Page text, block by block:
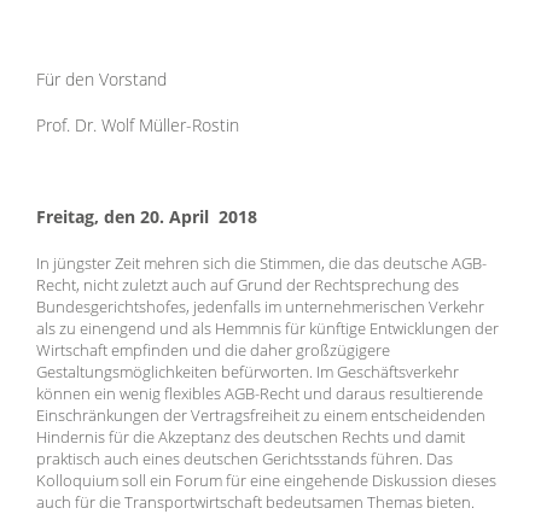
Für den Vorstand
Prof. Dr. Wolf Müller-Rostin
Freitag, den 20. April 2018
In jüngster Zeit mehren sich die Stimmen, die das deutsche AGB-
Recht, nicht zuletzt auch auf Grund der Rechtsprechung des
Bundesgerichtshofes, jedenfalls im unternehmerischen Verkehr
als zu einengend und als Hemmnis für künftige Entwicklungen der
Wirtschaft empfinden und die daher großzügigere
Gestaltungsmöglichkeiten befürworten. Im Geschäftsverkehr
können ein wenig flexibles AGB-Recht und daraus resultierende
Einschränkungen der Vertragsfreiheit zu einem entscheidenden
Hindernis für die Akzeptanz des deutschen Rechts und damit
praktisch auch eines deutschen Gerichtsstands führen. Das
Kolloquium soll ein Forum für eine eingehende Diskussion dieses
auch für die Transportwirtschaft bedeutsamen Themas bieten.